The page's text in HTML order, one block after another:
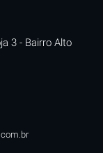
3- Bairro Alto